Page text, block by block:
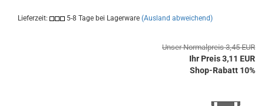
Lieferzeit: 5-8 Tage bei Lagerware (Ausland abweichend)
Unser Normalpreis 3,45 EUR
Ihr Preis 3,11 EUR
Shop-Rabatt 10%